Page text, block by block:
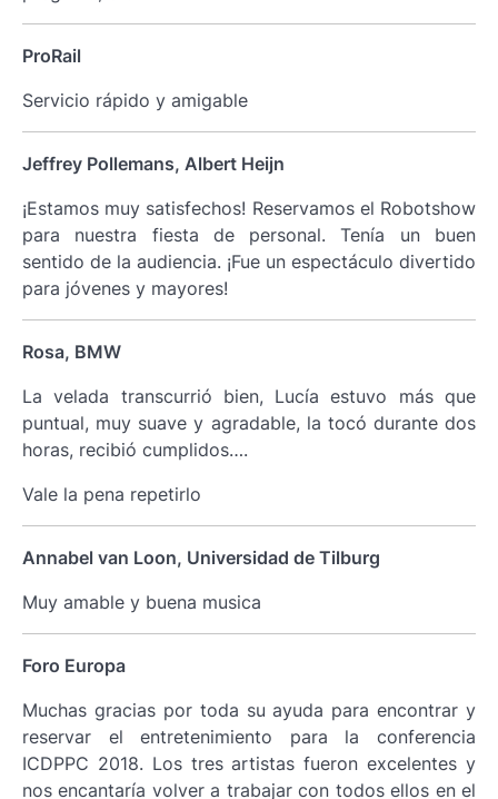
ProRail
Servicio rápido y amigable
Jeffrey Pollemans, Albert Heijn
¡Estamos muy satisfechos! Reservamos el Robotshow
para nuestra fiesta de personal. Tenía un buen
sentido de la audiencia. ¡Fue un espectáculo divertido
para jóvenes y mayores!
Rosa, BMW
La velada transcurrió bien, Lucía estuvo más que
puntual, muy suave y agradable, la tocó durante dos
horas, recibió cumplidos….
Vale la pena repetirlo
Annabel van Loon, Universidad de Tilburg
Muy amable y buena musica
Foro Europa
Muchas gracias por toda su ayuda para encontrar y
reservar el entretenimiento para la conferencia
ICDPPC 2018. Los tres artistas fueron excelentes y
nos encantaría volver a trabajar con todos ellos en el